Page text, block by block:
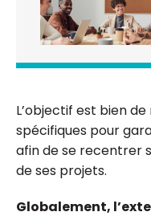
L’objectif est bien
spécifiques pour
afin de se recentrer
de ses projets.
Globalement,